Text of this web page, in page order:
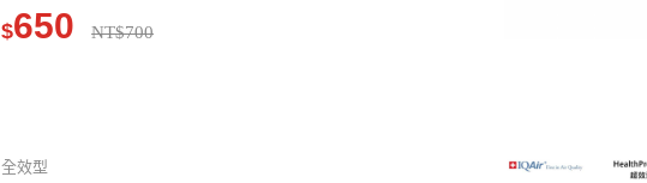
$650 NT$700
全效型